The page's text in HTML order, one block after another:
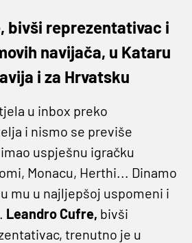
bivši reprezentativac i
navijača, u Kataru
i za Hrvatsku
u inbox preko
i nismo se previše
uspješnu igračku
Monacu, Herthi... Dinamo
mu u najljepšoj uspomeni i
Leandro Cufre, bivši
trenutno je u